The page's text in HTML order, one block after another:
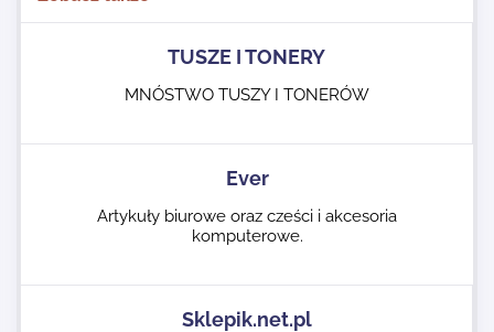
TUSZE I TONERY
MNÓSTWO TUSZY I TONERÓW
Ever
Artykuły biurowe oraz cześci i akcesoria
komputerowe.
Sklepik.net.pl